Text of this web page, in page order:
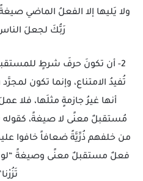
ولا يَليها إلا الفعلُ الماضي
رَبُّكَ لجعلَ
2- أن تكونَ حرفَ شرطٍ للمستقبل، بمعنى “
تُفيدُ الامتناع، وإنما تكون
أنها غيرُ جازمةٍ مثلَها، فلا
مُستقبلٌ معنًى لا صيغةً، كقوله
من خلفهم ذُرِّيَّةً ضعافاً خافوا
فعلٌ مستقبلٌ معنًى وصيغةً “لو